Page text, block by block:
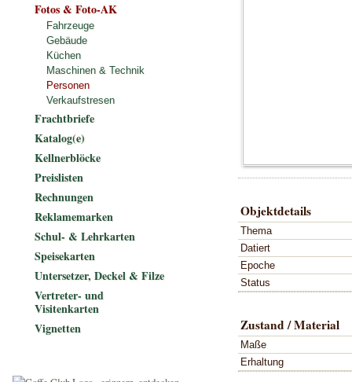
Objektdetails
Thema
Datiert
Epoche
Status
Zustand / Material
Maße
Erhaltung
Fotos & Foto-AK
Fahrzeuge
Gebäude
Küchen
Maschinen & Technik
Personen
Verkaufstresen
Frachtbriefe
Katalog(e)
Kellnerblöcke
Preislisten
Rechnungen
Reklamemarken
Schul- & Lehrkarten
Speisekarten
Untersetzer, Deckel & Filze
Vertreter- und
Visitenkarten
Vignetten